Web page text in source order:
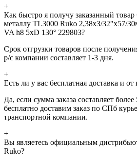
+
Как быстро я получу заказанный
металлу TL3000 Ruko 2,38x3/32"x57/
VA h8 5xD 130° 229803?
Срок отгрузки товаров после
р/с компании составляет 1-3 дня.
+
Есть ли у вас бесплатная доставка и
Да, если сумма заказа составляет
бесплатно доставим заказ по СПб
транспортной компании.
+
Вы являетесь официальным
Ruko?